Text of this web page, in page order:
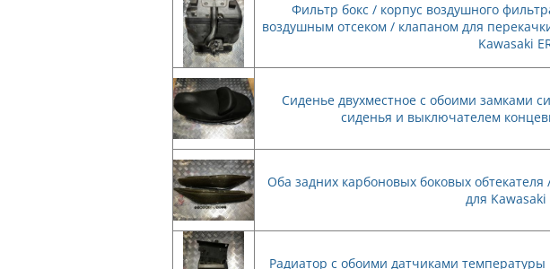
Фильтр бокс / корпус воздушного
воздушным отсеком / клапаном для
Kawasaki
Сиденье двухместное с обоими замками
сиденья и выключателем
Оба задних карбоновых боковых
для Kawasaki
Радиатор с обоими датчиками